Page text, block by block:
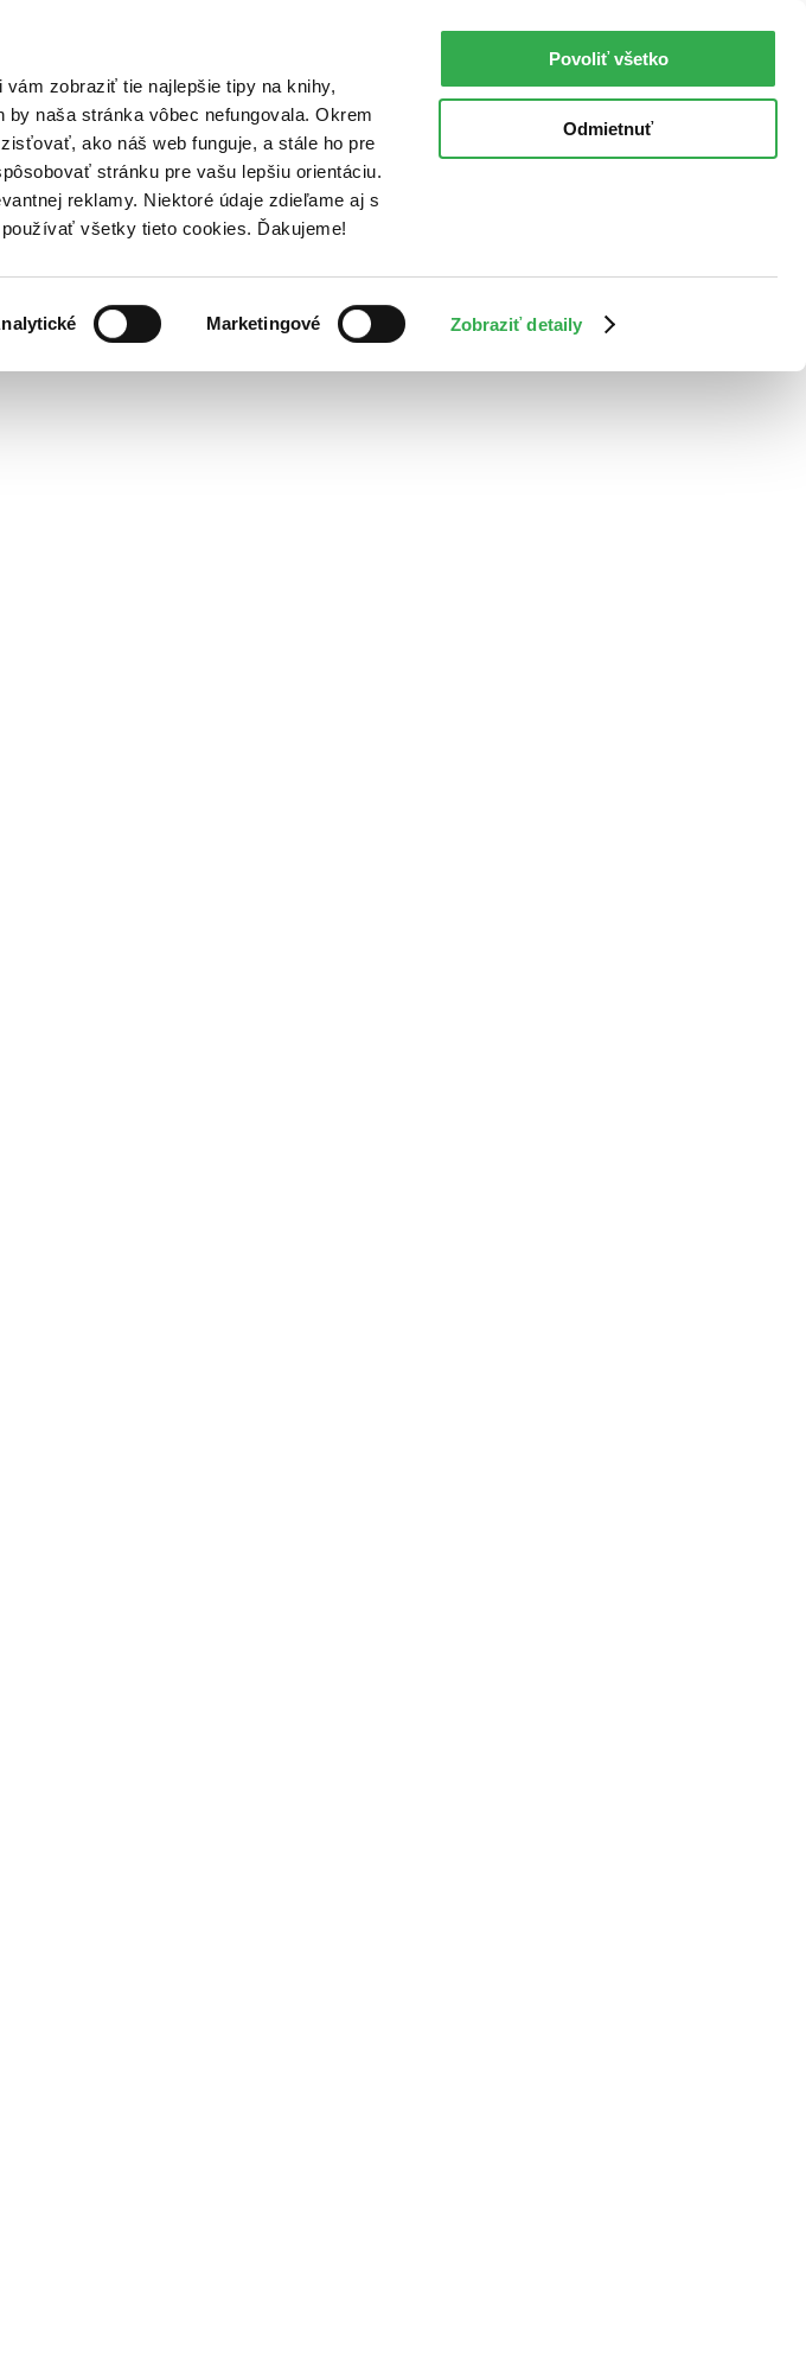
zobraziť tie najlepšie tipy na knihy,
naša stránka vôbec nefungovala. Okrem
ako náš web funguje, a stále ho pre
stránku pre vašu lepšiu orientáciu.
reklamy. Niektoré údaje zdieľame aj s
všetky tieto cookies. Ďakujeme!
Marketingové Zobraziť detaily
Povoliť všetko
Odmietnuť